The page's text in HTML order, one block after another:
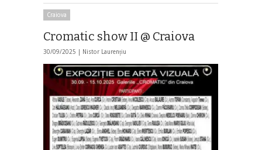
Craiova
Cromatic show II @ Craiova
30/09/2025 | Nistor Laurențiu